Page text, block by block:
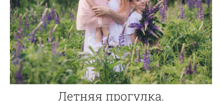
Летняя прогулка.